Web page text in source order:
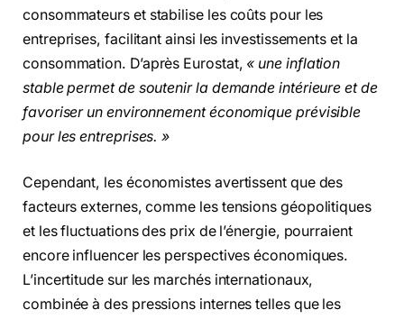
consommateurs et stabilise les coûts pour les
entreprises, facilitant ainsi les investissements et la
consommation. D’après Eurostat, « une inflation
stable permet de soutenir la demande intérieure et de
favoriser un environnement économique prévisible
pour les entreprises. »
Cependant, les économistes avertissent que des
facteurs externes, comme les tensions géopolitiques
et les fluctuations des prix de l’énergie, pourraient
encore influencer les perspectives économiques.
L’incertitude sur les marchés internationaux,
combinée à des pressions internes telles que les